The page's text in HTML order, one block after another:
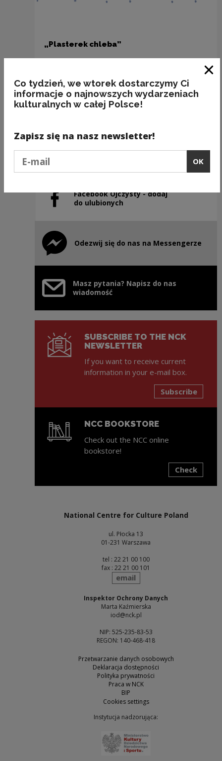
„Plasterek chleba”
Previous slide
Instagram Ojczysty – dodaj
Note, the link will open in a new window
Facebook Ojczysty - dodaj
do ulubionych
Note, the link will open in a new window
Odezwij się do nas na Messengerze
Note, the link will open in a new window
Masz pytania? Napisz do nas
wiadomość
SUBSCRIBE TO THE NCK
NEWSLETTER
If you want to receive current
information in your e-mail box.
Subscribe
NCC BOOKSTORE
Check out the NCC online
bookstore!
Check
National Centre for Culture Poland
ul. Płocka 13
01-231 Warszawa
tel : 22 21 00 100
fax : 22 21 00 101
send
email
Inspektor Ochrony Danych
Marta Kaźmierska
iod@nck.pl
NIP: 525-235-83-53
REGON: 140-468-418
Przetwarzanie danych osobowych
Deklaracja dostępności
Polityka prywatności
Praca w NCK
BIP
Cookies settings
Instytucja nadzorująca:
Co tydzień, we wtorek dostarczymy Ci
informacje o najnowszych wydarzeniach
kulturalnych w całej Polsce!
Zapisz się na nasz newsletter!
OK